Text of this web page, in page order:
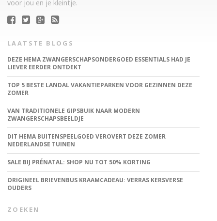
voor jou en je kleintje.
LAATSTE BLOGS
DEZE HEMA ZWANGERSCHAPSONDERGOED ESSENTIALS HAD JE
LIEVER EERDER ONTDEKT
TOP 5 BESTE LANDAL VAKANTIEPARKEN VOOR GEZINNEN DEZE
ZOMER
VAN TRADITIONELE GIPSBUIK NAAR MODERN
ZWANGERSCHAPSBEELDJE
DIT HEMA BUITENSPEELGOED VEROVERT DEZE ZOMER
NEDERLANDSE TUINEN
SALE BIJ PRÉNATAL: SHOP NU TOT 50% KORTING
ORIGINEEL BRIEVENBUS KRAAMCADEAU: VERRAS KERSVERSE
OUDERS
ZOEKEN